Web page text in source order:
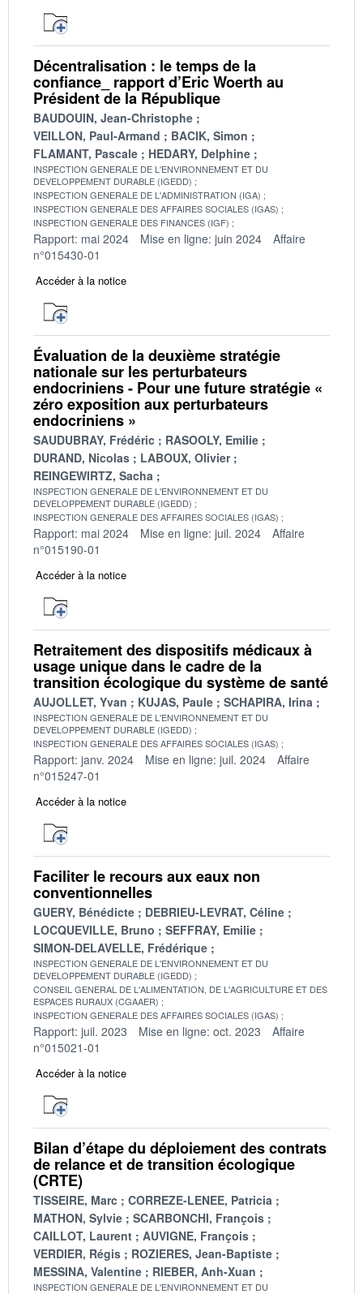
Décentralisation : le temps de la
confiance_ rapport d’Eric Woerth au
Président de la République
BAUDOUIN, Jean-Christophe
VEILLON, Paul-Armand
BACIK, Simon
FLAMANT, Pascale
HEDARY, Delphine
INSPECTION GENERALE DE L'ENVIRONNEMENT ET DU
DEVELOPPEMENT DURABLE (IGEDD)
INSPECTION GENERALE DE L'ADMINISTRATION (IGA)
INSPECTION GENERALE DES AFFAIRES SOCIALES (IGAS)
INSPECTION GENERALE DES FINANCES (IGF)
Rapport: mai 2024 Mise en ligne: juin 2024
Affaire
n°015430-01
Accéder à la notice
Évaluation de la deuxième stratégie
nationale sur les perturbateurs
endocriniens - Pour une future stratégie «
zéro exposition aux perturbateurs
endocriniens »
SAUDUBRAY, Frédéric
RASOOLY, Emilie
DURAND, Nicolas
LABOUX, Olivier
REINGEWIRTZ, Sacha
INSPECTION GENERALE DE L'ENVIRONNEMENT ET DU
DEVELOPPEMENT DURABLE (IGEDD)
INSPECTION GENERALE DES AFFAIRES SOCIALES (IGAS)
Rapport: mai 2024 Mise en ligne: juil. 2024
Affaire
n°015190-01
Accéder à la notice
Retraitement des dispositifs médicaux à
usage unique dans le cadre de la
transition écologique du système de santé
AUJOLLET, Yvan KUJAS, Paule SCHAPIRA, Irina
INSPECTION GENERALE DE L'ENVIRONNEMENT ET DU
DEVELOPPEMENT DURABLE (IGEDD)
INSPECTION GENERALE DES AFFAIRES SOCIALES (IGAS)
Rapport: janv. 2024 Mise en ligne: juil. 2024
Affaire
n°015247-01
Accéder à la notice
Faciliter le recours aux eaux non
conventionnelles
GUERY, Bénédicte
DEBRIEU-LEVRAT, Céline
LOCQUEVILLE, Bruno
SEFFRAY, Emilie
SIMON-DELAVELLE, Frédérique
INSPECTION GENERALE DE L'ENVIRONNEMENT ET DU
DEVELOPPEMENT DURABLE (IGEDD)
CONSEIL GENERAL DE L'ALIMENTATION, DE L'AGRICULTURE ET DES
ESPACES RURAUX (CGAAER)
INSPECTION GENERALE DES AFFAIRES SOCIALES (IGAS)
Rapport: juil. 2023 Mise en ligne: oct. 2023
Affaire
n°015021-01
Accéder à la notice
Bilan d’étape du déploiement des contrats
de relance et de transition écologique
(CRTE)
TISSEIRE, Marc
CORREZE-LENEE, Patricia
MATHON, Sylvie
SCARBONCHI, François
CAILLOT, Laurent
AUVIGNE, François
VERDIER, Régis
ROZIERES, Jean-Baptiste
MESSINA, Valentine
RIEBER, Anh-Xuan
INSPECTION GENERALE DE L'ENVIRONNEMENT ET DU